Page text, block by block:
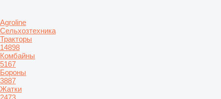
Agroline
Сельхозтехника
Тракторы
14898
Комбайны
5167
Бороны
3887
Жатки
2473